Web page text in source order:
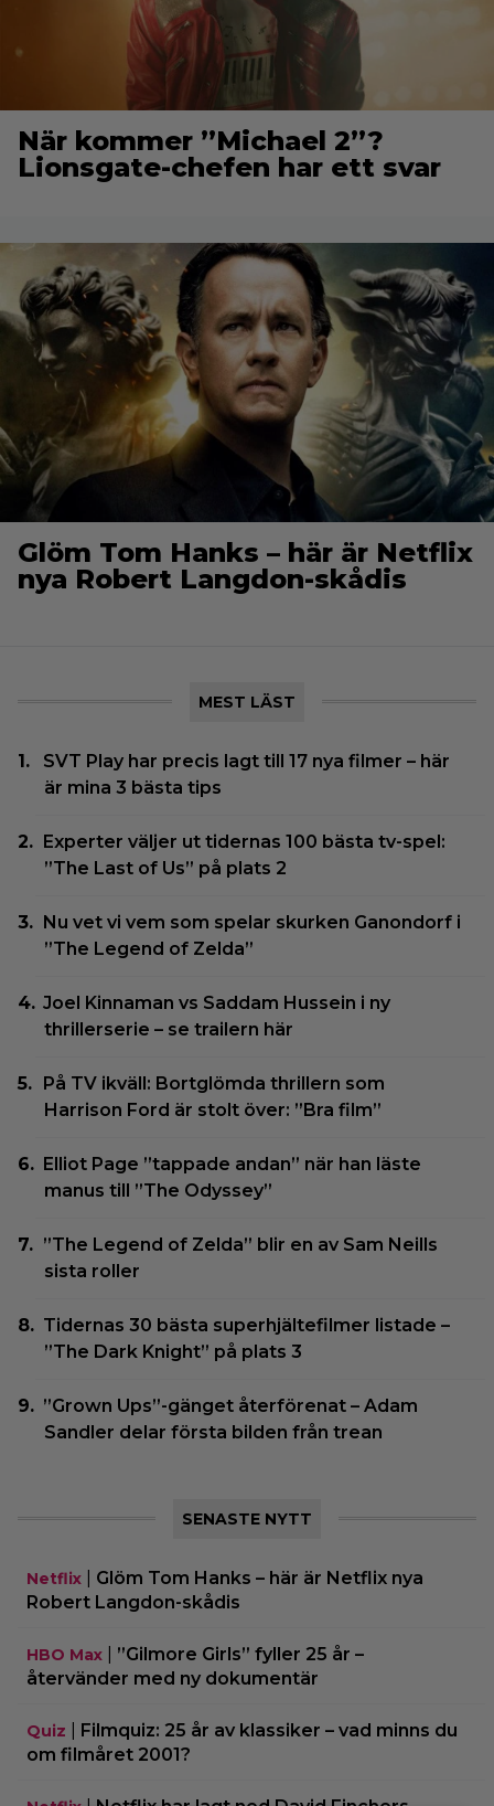
När kommer ”Michael 2”?
Lionsgate-chefen har ett svar
Glöm Tom Hanks – här är Netflix
nya Robert Langdon-skådis
MEST LÄST
SVT Play har precis lagt till 17 nya filmer – här
är mina 3 bästa tips
Experter väljer ut tidernas 100 bästa tv-spel:
”The Last of Us” på plats 2
Nu vet vi vem som spelar skurken Ganondorf i
”The Legend of Zelda”
Joel Kinnaman vs Saddam Hussein i ny
thrillerserie – se trailern här
På TV ikväll: Bortglömda thrillern som
Harrison Ford är stolt över: ”Bra film”
Elliot Page ”tappade andan” när han läste
manus till ”The Odyssey”
”The Legend of Zelda” blir en av Sam Neills
sista roller
Tidernas 30 bästa superhjältefilmer listade –
”The Dark Knight” på plats 3
”Grown Ups”-gänget återförenat – Adam
Sandler delar första bilden från trean
SENASTE NYTT
Netflix
Glöm Tom Hanks – här är Netflix nya
Robert Langdon-skådis
HBO Max
”Gilmore Girls” fyller 25 år –
återvänder med ny dokumentär
Quiz
Filmquiz: 25 år av klassiker – vad minns du
om filmåret 2001?